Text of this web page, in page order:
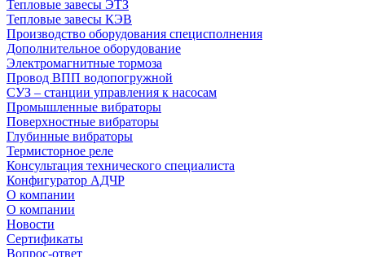
Тепловые завесы ЭТЗ
Тепловые завесы КЭВ
Производство оборудования специсполнения
Дополнительное оборудование
Электромагнитные тормоза
Провод ВПП водопогружной
СУЗ – станции управления к насосам
Промышленные вибраторы
Поверхностные вибраторы
Глубинные вибраторы
Термисторное реле
Консультация технического специалиста
Конфигуратор АДЧР
О компании
О компании
Новости
Сертификаты
Вопрос-ответ